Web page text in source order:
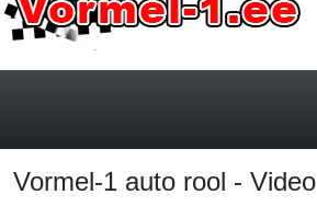
Vormel-1 auto rool - Video